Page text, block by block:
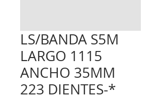
LS/BANDA S5M
LARGO 1115
ANCHO 35MM
223 DIENTES-*